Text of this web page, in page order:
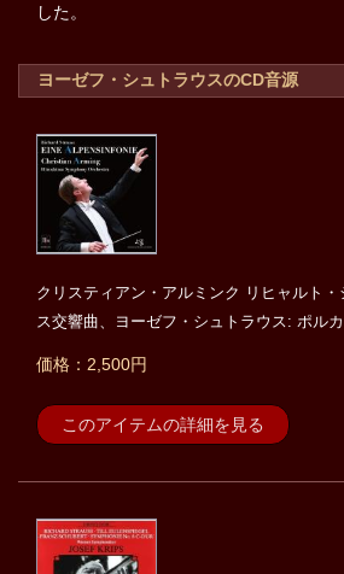
した。
ヨーゼフ・シュトラウスのCD音源
クリスティアン・アルミンク リヒャルト
ス交響曲、ヨーゼフ・シュトラウス: ポル
価格：2,500円
このアイテムの詳細を見る